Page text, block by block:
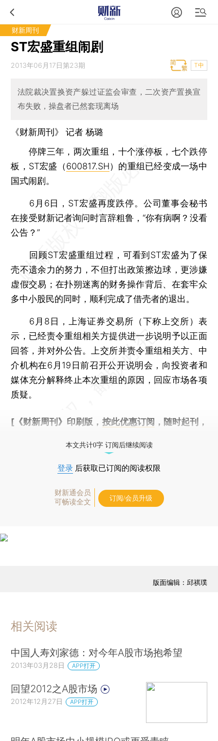
财新周刊
ST宏盛重组闹剧
2013年06月17日第23期 T中
法院裁决置换资产躲过证监会审查，二次资产置换宣
布失败，操盘者已然套现离场
《财新周刊》 记者 杨璐
停牌三年，两次重组，十个涨停板，七个跌停
板，ST宏盛（600817.SH）的重组已经变成一场中
国式闹剧。
6月6日，ST宏盛再度跌停。公司董事会秘书
在接受财新记者询问时言辞粗鲁，“你有病啊？没看
公告？”
回顾ST宏盛重组过程，可看到ST宏盛为了保
壳不遗余力的努力，不但打出政策擦边球，更涉嫌
虚假交易；在扑朔迷离的财务操作背后、在套牢众
多中小股民的同时，顺利完成了借壳者的退出。
6月8日，上海证券交易所（下称上交所）表
示，已经责令重组相关方提供进一步说明予以正面
回答，并对外公告。上交所并责令重组相关方、中
介机构在6月19日前召开公开说明会，向投资者和
媒体充分解释终止本次重组的原因，回应市场各项
质疑。
[《财新周刊》印刷版， 按此优惠订阅 ，随时起刊，
本文共计0字 订阅后继续阅读
登录 后获取已订阅的阅读权限
财新通会员
可畅读全文
订阅/会员升级
版面编辑：邱祺璞
相关阅读
中国人寿刘家德：对今年A股市场抱希望
2013年03月28日 APP打开
回望2012之A股市场
2012年12月27日 APP打开